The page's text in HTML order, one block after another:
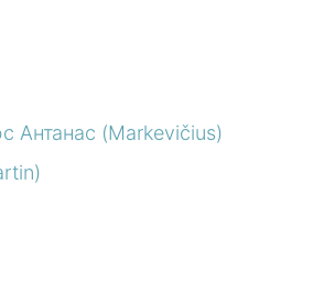
Антанас (Markevičius)